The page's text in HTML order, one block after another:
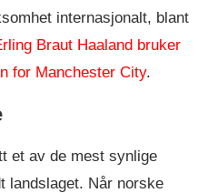
internasjonalt, blant
Braut Haaland bruker
for Manchester City.
et av de mest synlige
landslaget. Når norske